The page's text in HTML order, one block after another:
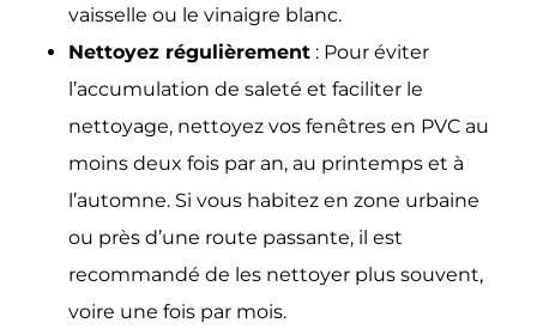
vaisselle ou le vinaigre blanc.
Nettoyez régulièrement:Pour éviter
l’accumulation de saleté et faciliter le
nettoyage, nettoyez vos fenêtres en PVC au
moins deux fois par an, au printemps et à
l’automne. Si vous habitez en zone urbaine
ou près d’une route passante, il est
recommandé de les nettoyer plus souvent,
voire une fois par mois.